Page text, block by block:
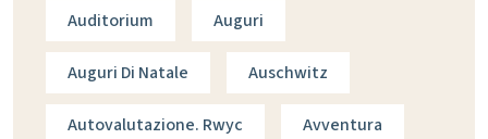
Auditorium Auguri
Auguri Di Natale Auschwitz
Autovalutazione. Rwyc Avventura